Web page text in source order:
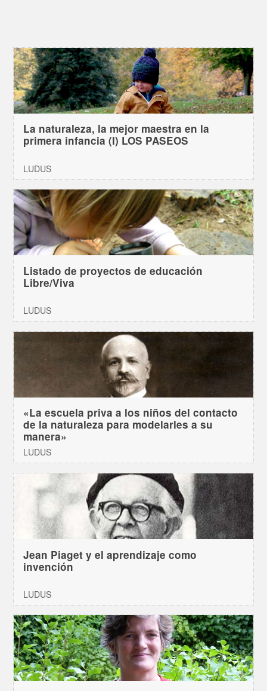
La naturaleza, la mejor maestra en la
primera infancia (I) LOS PASEOS
LUDUS
Listado de proyectos de educación
Libre/Viva
LUDUS
«La escuela priva a los niños del contacto
de la naturaleza para modelarles a su
manera»
LUDUS
Jean Piaget y el aprendizaje como
invención
LUDUS